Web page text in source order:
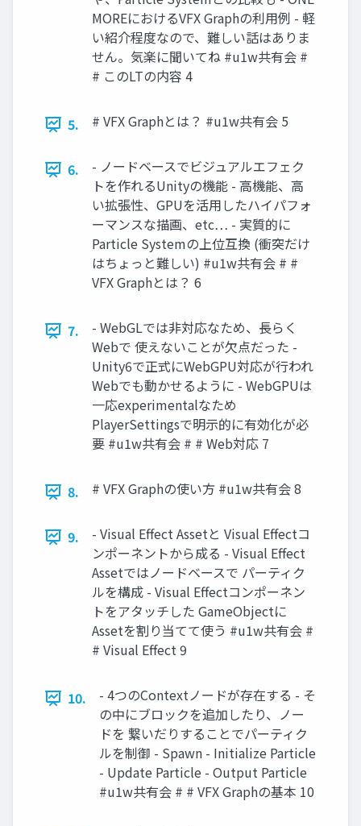
MOREにおけるVFX Graphの利用例 - 軽
い紹介程度なので、難しい話はありま
せん。気楽に聞いてね #u1w共有会 #
# このLTの内容 4
5. # VFX Graphとは？ #u1w共有会 5
6.
- ノードベースでビジュアルエフェク
トを作れるUnityの機能 - 高機能、高
い拡張性、GPUを活用したハイパフォ
ーマンスな描画、etc… - 実質的に
Particle Systemの上位互換 (衝突だけ
はちょっと難しい) #u1w共有会 # #
VFX Graphとは？ 6
7.
- WebGLでは非対応なため、長らく
Webで 使えないことが欠点だった -
Unity6で正式にWebGPU対応が行われ
Webでも動かせるように - WebGPUは
一応experimentalなため
PlayerSettingsで明示的に有効化が必
要 #u1w共有会 # # Web対応 7
8. # VFX Graphの使い方 #u1w共有会 8
9.
- Visual Effect Assetと Visual Effectコ
ンポーネントから成る - Visual Effect
Assetではノードベースで パーティク
ルを構成 - Visual Effectコンポーネン
トをアタッチした GameObjectに
Assetを割り当てて使う #u1w共有会 #
# Visual Effect 9
10.
- 4つのContextノードが存在する - そ
の中にブロックを追加したり、ノー
ドを 繋いだりすることでパーティク
ルを制御 - Spawn - Initialize Particle
- Update Particle - Output Particle
#u1w共有会 # # VFX Graphの基本 10